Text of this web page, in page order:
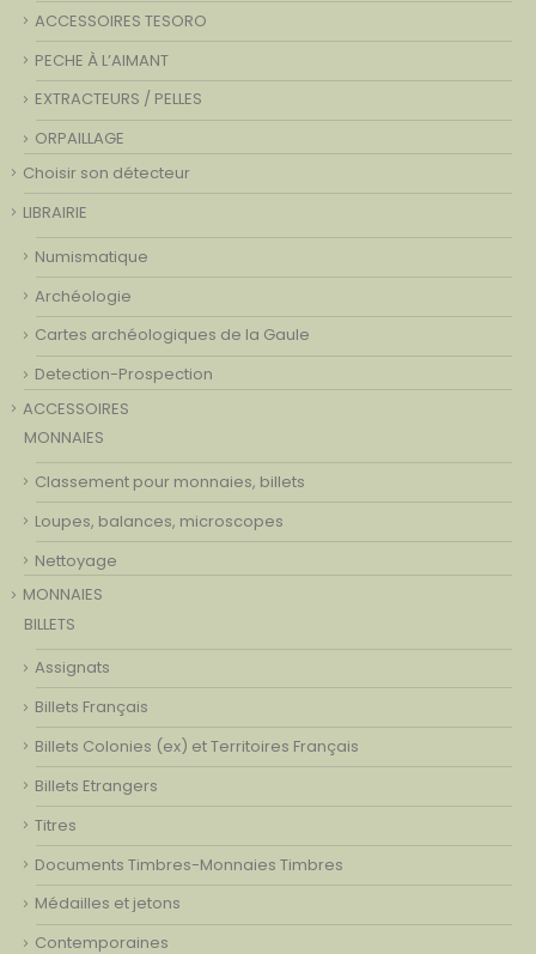
ACCESSOIRES TESORO
PECHE À L’AIMANT
EXTRACTEURS / PELLES
ORPAILLAGE
Choisir son détecteur
LIBRAIRIE
Numismatique
Archéologie
Cartes archéologiques de la Gaule
Detection-Prospection
ACCESSOIRES
MONNAIES
Classement pour monnaies, billets
Loupes, balances, microscopes
Nettoyage
MONNAIES
BILLETS
Assignats
Billets Français
Billets Colonies (ex) et Territoires Français
Billets Etrangers
Titres
Documents Timbres-Monnaies Timbres
Médailles et jetons
Contemporaines